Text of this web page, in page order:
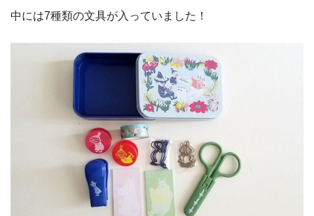
中には7種類の文具が入っていました！